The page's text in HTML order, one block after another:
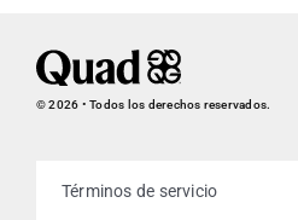
© 2026 • Todos los derechos reservados.
Términos de servicio